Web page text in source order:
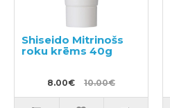
Shiseido Mitrinošs
roku krēms 40g
8.00€ 10.00€